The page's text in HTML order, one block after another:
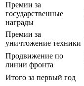
Премии за
государственные
награды
Премии за
уничтожение техники
Продвижение по
линии фронта
Итого за первый год